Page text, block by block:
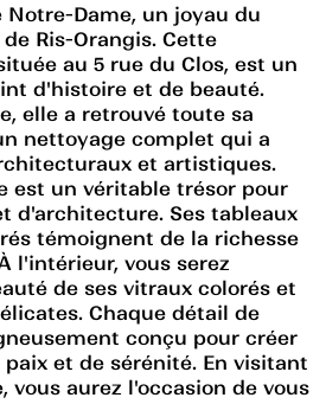
Notre-Dame, un joyau du
Ris-Orangis. Cette
au 5 rue du Clos, est un
d'histoire et de beauté.
elle a retrouvé toute sa
nettoyage complet qui a
et artistiques.
est un véritable trésor pour
d'architecture. Ses tableaux
témoignent de la richesse
l'intérieur, vous serez
de ses vitraux colorés et
Chaque détail de
conçu pour créer
et de sérénité. En visitant
vous aurez l'occasion de vous